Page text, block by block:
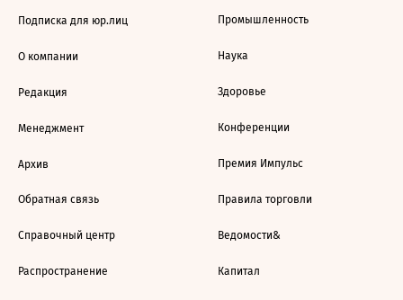
Подписка для юр.лиц
О компании
Редакция
Менеджмент
Архив
Обратная связь
Справочный центр
Распространение
Промышленность
Наука
Здоровье
Конференции
Премия Импульс
Правила торговли
Ведомости&
Капитал